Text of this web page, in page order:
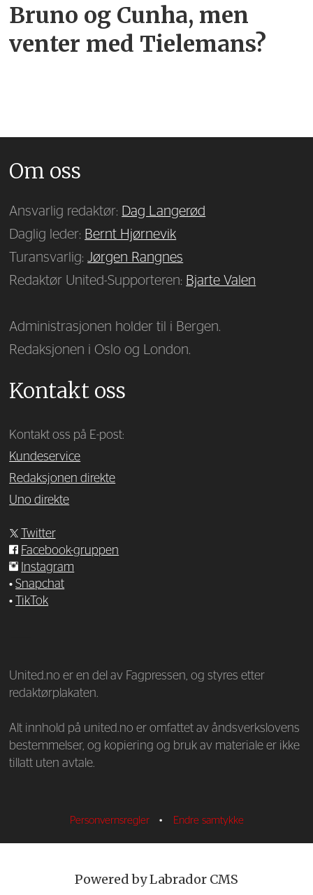
Bruno og Cunha, men
venter med Tielemans?
Om oss
Ansvarlig redaktør: Dag Langerød
Daglig leder: Bernt Hjørnevik
Turansvarlig:Jørgen Rangnes
Redaktør United-Supporteren: Bjarte Valen
Administrasjonen holder til i Bergen.
Redaksjonen i Oslo og London.
Kontakt oss
Kontakt oss på E-post:
Kundeservice
Redaksjonen direkte
Uno direkte
Twitter
Facebook-gruppen
Instagram
•Snapchat
•
TikTok
United.no er en del av Fagpressen, og styres etter
redaktørplakaten.
Alt innhold på united.no er omfattet av åndsverkslovens
bestemmelser, og kopiering og bruk av materiale er ikke
tillatt uten avtale.
Personvernsregler • Endre samtykke
Powered by Labrador CMS